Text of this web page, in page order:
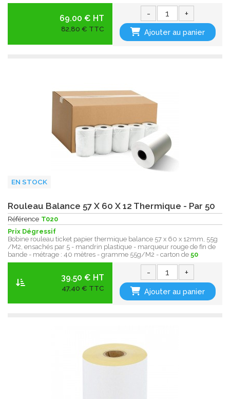
69.00 € HT
82,80 € TTC
- +
Ajouter au panier
EN STOCK
Rouleau Balance 57 X 60 X 12 Thermique - Par 50
Référence T020
Prix Dégressif
Bobine rouleau ticket papier thermique balance 57 x 60 x 12mm, 55g
/M2, ensachés par 5 - mandrin plastique - marqueur rouge de fin de
bande - métrage : 40 mètres - gramme 55g/M2 - carton de 50
39.50 € HT
47,40 € TTC
- +
Ajouter au panier